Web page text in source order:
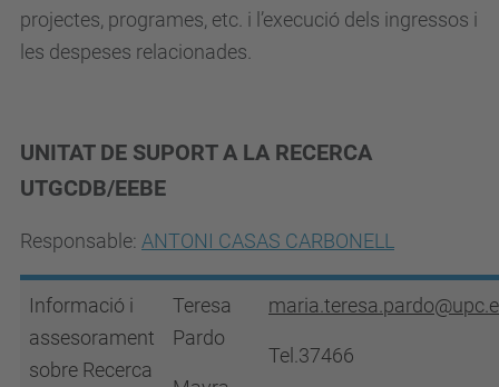
projectes, programes, etc. i l’execució dels ingressos i
les despeses relacionades.
UNITAT DE SUPORT A LA RECERCA
UTGCDB/EEBE
Responsable: ANTONI CASAS CARBONELL
Informació i
assesorament
sobre Recerca
Teresa
Pardo
Tel.37466